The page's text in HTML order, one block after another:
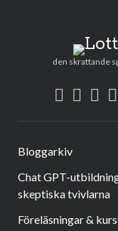
den skrattande
twitter
Bloggarkiv
Chat GPT-
skeptiska tvivlarna
Föreläsningar &